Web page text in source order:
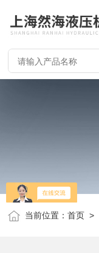
当前位置：首页 >